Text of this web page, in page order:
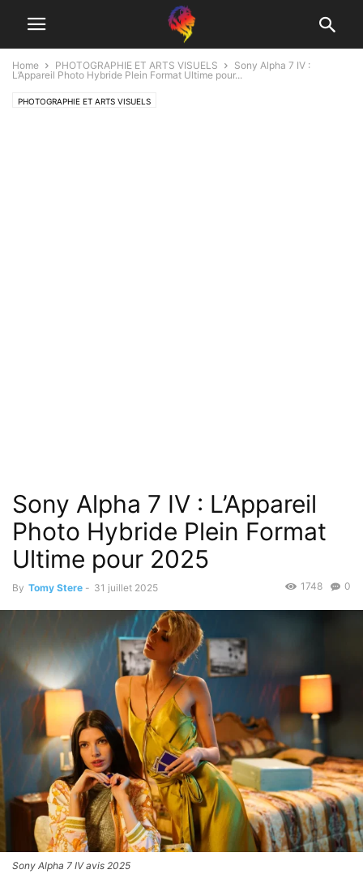
Home PHOTOGRAPHIE ET ARTS VISUELS
Sony Alpha 7 IV :
L’Appareil Photo Hybride Plein Format Ultime pour...
PHOTOGRAPHIE ET ARTS VISUELS
Sony Alpha 7 IV : L’Appareil
Photo Hybride Plein Format
Ultime pour 2025
By Tomy Stere - 31 juillet 2025 0
1748
Sony Alpha 7 IV avis 2025